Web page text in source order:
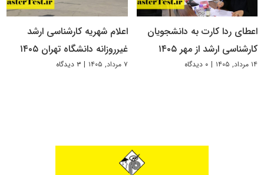
اعطای ردا کارت به دانشجویان
کارشناسی ارشد از مهر ۱۴۰۵
۱۴ مرداد, ۱۴۰۵ | ۰ دیدگاه
اعلام شهریه کارشناسی ارشد
غیرروزانه دانشگاه تهران ۱۴۰۵
۷ مرداد, ۱۴۰۵ | ۳ دیدگاه